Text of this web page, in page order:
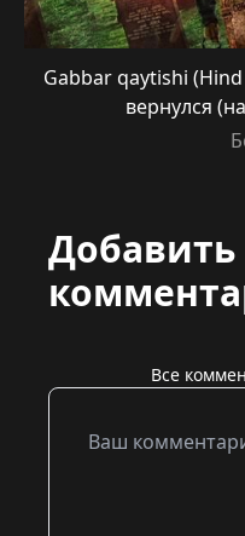
Gabbar qaytishi
вернулся
Добавить
Все